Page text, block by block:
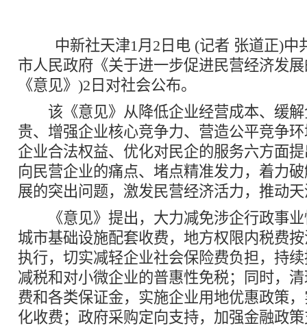
中新社天津1月2日电 (记者 张道正)中
市人民政府《关于进一步促进民营经济发
《意见》)2日对社会公布。
该《意见》从降低企业经营成本、缓解
贵、增强企业核心竞争力、营造公平竞争
企业合法权益、优化对民企的服务六方面
向民营企业的痛点、堵点精准发力，着力
展的突出问题，激发民营经济活力，推动
《意见》提出，大力减免涉企行政事业
城市基础设施配套收费，地方权限内税费
执行，切实减轻企业社会保险费负担，持
减税和对小微企业的普惠性免税；同时，
费和各类保证金，实施企业用地优惠政策
化收费；政府采购定向支持，加强金融政